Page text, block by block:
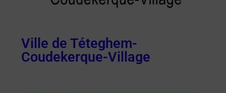
Ville de Téteghem-
Coudekerque-Village